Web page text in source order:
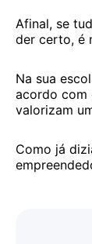
Afinal, se
der certo, é
Na sua
acordo com
valorizam
Como já